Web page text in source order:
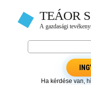
Ha kérdése van,